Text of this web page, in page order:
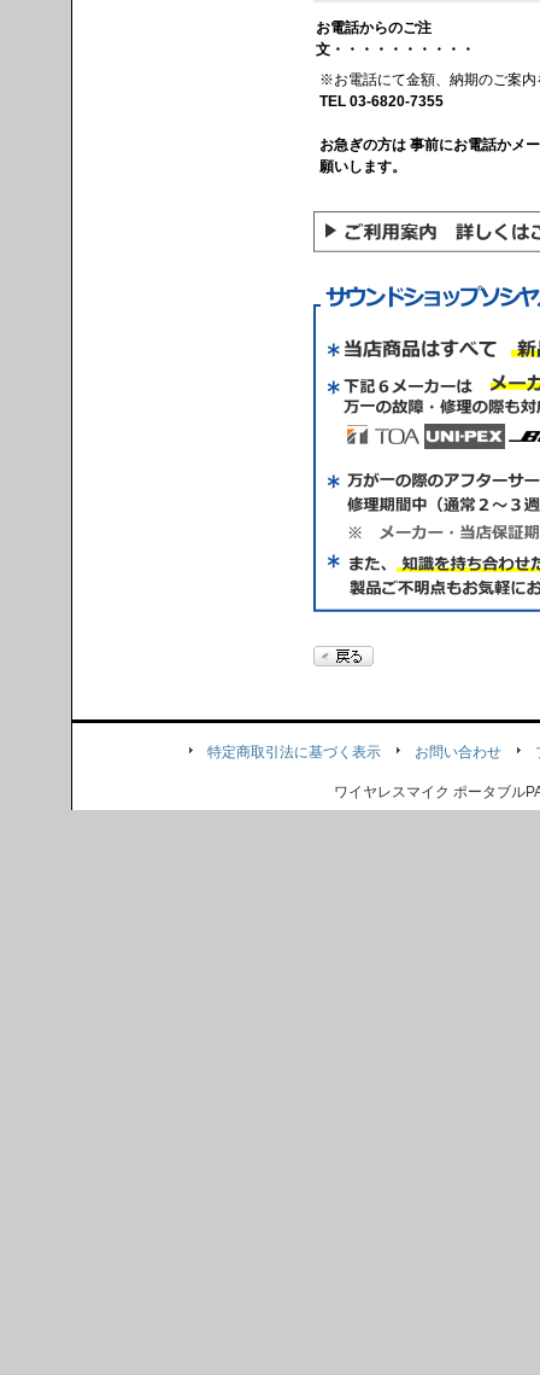
お電話からのご注
文・・・・・・・・・・
※お電話にて金額、納期のご案内
TEL 03-6820-7355
お急ぎの方は 事前にお電話かメ
願いします。
特定商取引法に基づく表示 お問い合わせ
ワイヤレスマイク ポータブル